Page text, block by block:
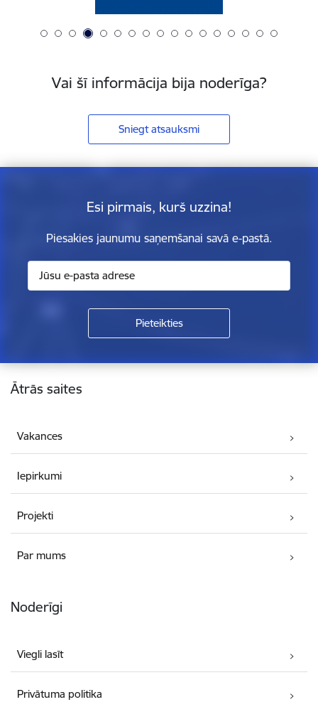
Vai šī informācija bija noderīga?
Sniegt atsauksmi
Esi pirmais, kurš uzzina!
Piesakies jaunumu saņemšanai savā e-pastā.
Kājene
Ātrās saites
Vakances
Iepirkumi
Projekti
Par mums
Noderīgi
Viegli lasīt
Privātuma politika